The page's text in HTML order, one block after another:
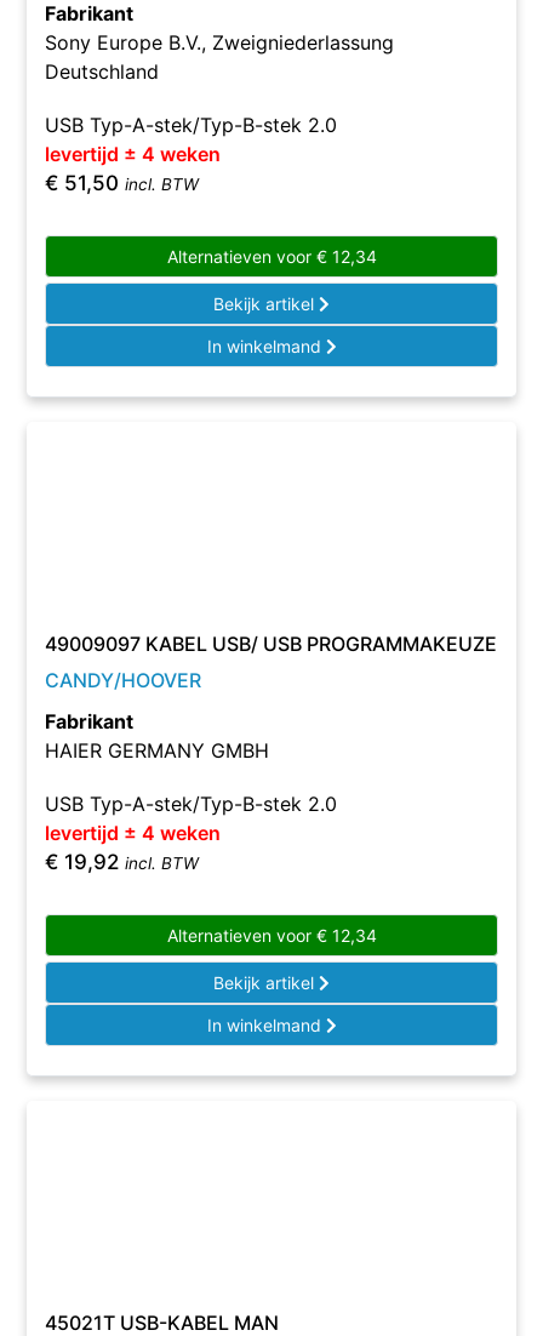
Fabrikant
Sony Europe B.V., Zweigniederlassung
Deutschland
USB Typ-A-stek/Typ-B-stek 2.0
levertijd ± 4 weken
€ 51,50 incl. BTW
Alternatieven voor €12,34
Bekijk artikel
In winkelmand
49009097 KABEL USB/ USB PROGRAMMAKEUZE
CANDY/HOOVER
Fabrikant
HAIER GERMANY GMBH
USB Typ-A-stek/Typ-B-stek 2.0
levertijd ± 4 weken
€ 19,92 incl. BTW
Alternatieven voor €12,34
Bekijk artikel
In winkelmand
45021T USB-KABEL MAN